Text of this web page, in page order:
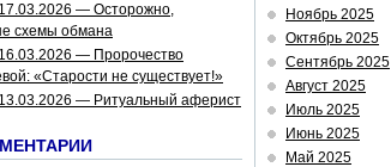
— Осторожно,
схемы обмана
— Пророчество
«Старости не существует!»
— Ритуальный аферист
Ноябрь 2025
Октябрь 2025
Сентябрь 2025
Август 2025
Июль 2025
Июнь 2025
Май 2025